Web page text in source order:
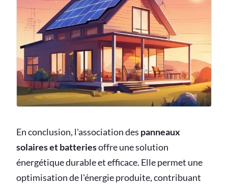
En conclusion, l'association des panneaux
solaires et batteriesoffre une solution
énergétique durable et efficace. Elle permet une
optimisation de l'énergie produite, contribuant